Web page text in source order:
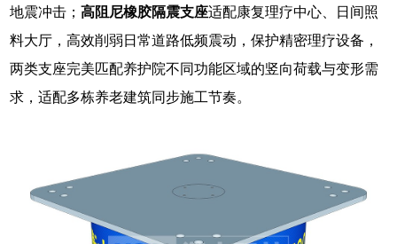
地震冲击；高阻尼橡胶隔震支座适配康复理疗中心、日间照
料大厅，高效削弱日常道路低频震动，保护精密理疗设备，
两类支座完美匹配养护院不同功能区域的竖向荷载与变形需
求，适配多栋养老建筑同步施工节奏。